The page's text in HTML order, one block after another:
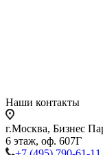
Наши контакты
г.Москва, Бизнес
6 этаж, оф. 607Г